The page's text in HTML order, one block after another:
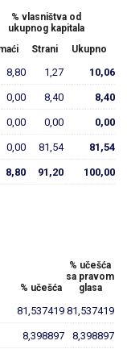
% vlasništva od
ukupnog kapitala
Strani Ukupno
8,80 1,27 10,06
0,00 8,40 8,40
0,00 0,00 0,00
0,00 81,54 81,54
8,80 91,20 100,00
% učešća
% učešća
sa pravom
glasa
81,537419 81,537419
8,398897 8,398897